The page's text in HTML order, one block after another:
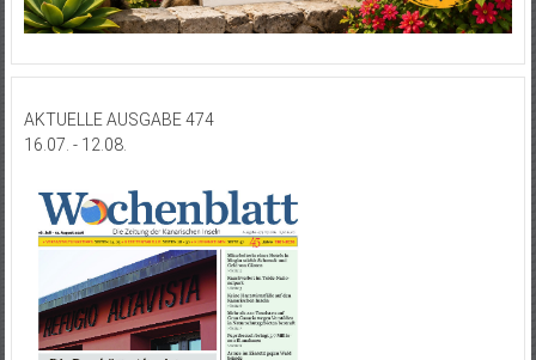
AKTUELLE AUSGABE 474
16.07. - 12.08.